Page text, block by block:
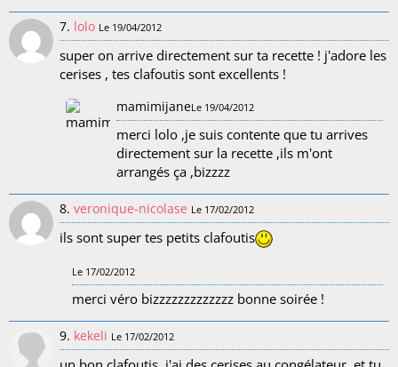
7. lolo Le 19/04/2012
super on arrive directement sur ta recette ! j'adore les
cerises , tes clafoutis sont excellents !
mamimijaneLe 19/04/2012
merci lolo ,je suis contente que tu arrives
directement sur la recette ,ils m'ont
arrangés ça ,bizzzz
8. veronique-nicolase Le 17/02/2012
ils sont super tes petits clafoutis
Le 17/02/2012
merci véro bizzzzzzzzzzzzz bonne soirée !
9. kekeli Le 17/02/2012